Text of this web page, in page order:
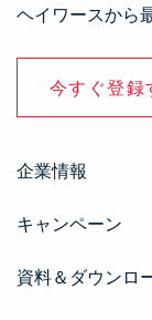
ヘイワースから
今すぐ登録
企業情報
キャンペーン
資料＆ダウンロ